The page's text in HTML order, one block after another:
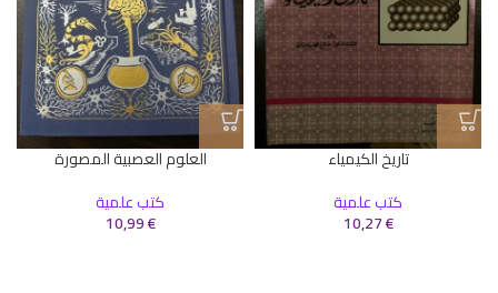
تاريخ الكيمياء
كتب علمية
10,27€
العلوم العصبية المصورة
كتب علمية
10,99€